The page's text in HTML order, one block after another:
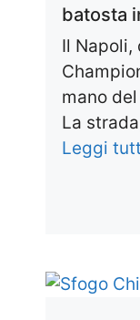
batosta
Il Napoli,
mano
La
Leggi